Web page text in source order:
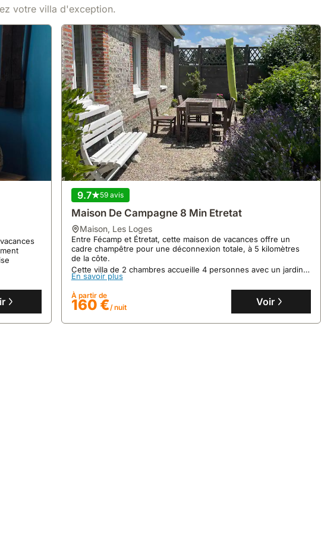
166 €/ nuit
votre villa d'exception.
dans sa
9.7 59 avis
Maison De Campagne 8 Min Etretat
maison, Les Loges
Entre Fécamp et Étretat, cette maison de vacances offre un
cadre champêtre pour une déconnexion totale, à 5 kilomètres
de la côte.
Cette villa de 2 chambres accueille 4 personnes avec un jardin
privé, un coin lecture et une cuisine équipée, favorisant une
En savoir plus
À partir de
160 €/ nuit Voir